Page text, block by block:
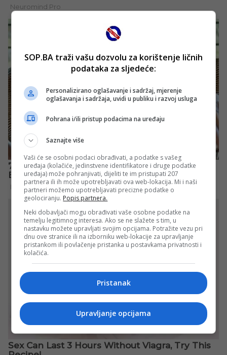
SOP.BA traži vašu dozvolu za korištenje ličnih
podataka za sljedeće:
Personalizirano oglašavanje i sadržaj, mjerenje
oglašavanja i sadržaja, uvidi u publiku i razvoj usluga
Pohrana i/ili pristup podacima na uređaju
Saznajte više
Vaši će se osobni podaci obrađivati, a podatke s vašeg
uređaja (kolačiće, jedinstvene identifikatore i druge podatke
uređaja) može pohranjivati, dijeliti te im pristupati 207
partnera ili ih može upotrebljavati ova web-lokacija. Mi i naši
partneri možemo upotrebljavati precizne podatke o
geolociranju. Popis partnera.
Neki dobavljači mogu obrađivati vaše osobne podatke na
temelju legitimnog interesa. Ako se ne slažete s tim, u
nastavku možete upravljati svojim opcijama. Potražite vezu pri
dnu ove stranice ili na izborniku web-lokacije za upravljanje
pristankom ili povlačenje pristanka u postavkama privatnosti i
kolačića.
Pristanak
Upravljanje opcijama